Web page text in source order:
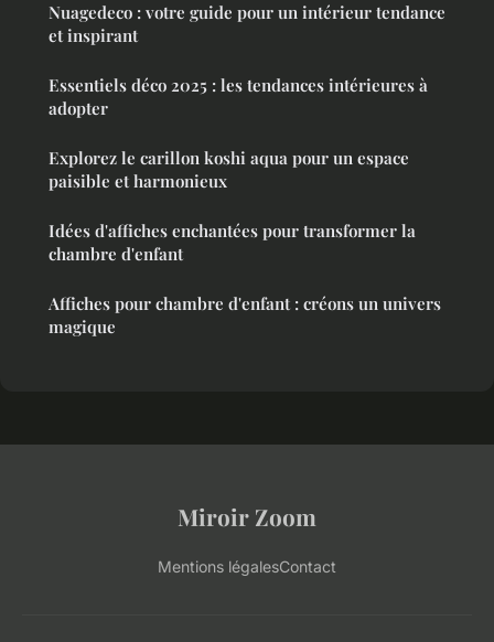
Nuagedeco : votre guide pour un intérieur tendance
et inspirant
Essentiels déco 2025 : les tendances intérieures à
adopter
Explorez le carillon koshi aqua pour un espace
paisible et harmonieux
Idées d'affiches enchantées pour transformer la
chambre d'enfant
Affiches pour chambre d'enfant : créons un univers
magique
Miroir Zoom
Mentions légalesContact